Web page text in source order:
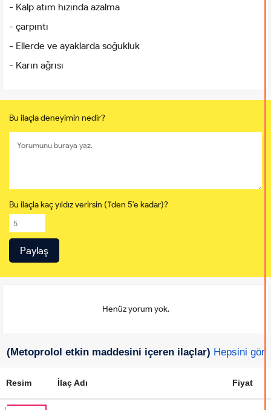
- Kalp atım hızında azalma
- çarpıntı
- Ellerde ve ayaklarda soğukluk
- Karın ağrısı
Bu ilaçla deneyimin nedir?
Bu ilaçla kaç yıldız verirsin (1'den 5'e kadar)?
Henüz yorum yok.
(Metoprolol etkin maddesini içeren ilaçlar) Hepsini gör
Resim İlaç Adı Fiyat